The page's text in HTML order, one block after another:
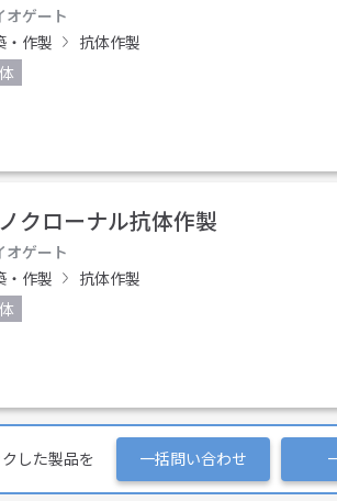
オゲート
・作製
抗体作製
クローナル抗体作製
オゲート
・作製
抗体作製
した製品を 一括問い合わせ